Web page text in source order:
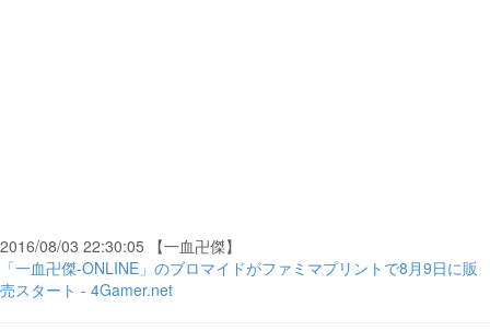
2016/08/03 22:30:05 【一血卍傑】
「一血卍傑-ONLINE」のブロマイドがファミマプリントで8月9日に販
売スタート - 4Gamer.net